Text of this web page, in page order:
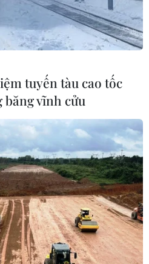
COVID-19 tại New Orleans,
4/2020. (Ảnh: AFP/TTXVN)
syndicate.org, nước
kỳ suy thoái nghiêm
việc làm có nguy cơ biến
tuyến tàu cao tốc
băng vĩnh cửu